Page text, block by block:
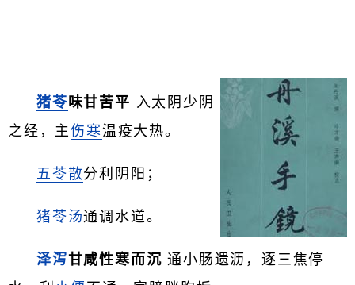
猪苓味甘苦平 入太阴少阴
之经，主伤寒温疫大热。
五苓散分利阴阳；
猪苓汤通调水道。
泽泻甘咸性寒而沉 通小肠遗沥，逐三焦停